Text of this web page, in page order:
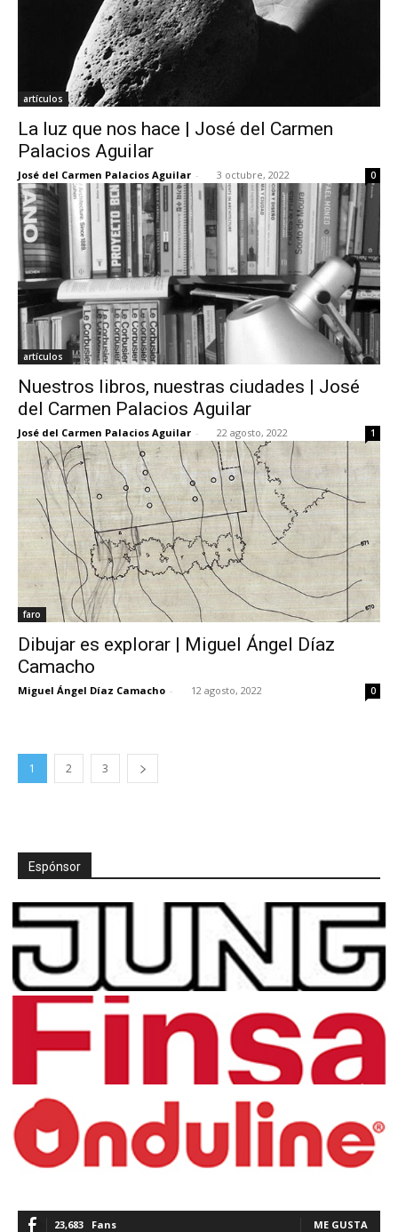
artículos
La luz que nos hace | José del Carmen
Palacios Aguilar
José del Carmen Palacios Aguilar - 3 octubre, 2022 0
artículos
Nuestros libros, nuestras ciudades | José
del Carmen Palacios Aguilar
José del Carmen Palacios Aguilar - 22 agosto, 2022 1
faro
Dibujar es explorar | Miguel Ángel Díaz
Camacho
Miguel Ángel Díaz Camacho - 12 agosto, 2022 0
1 2 3
Espónsor
23,683 Fans ME GUSTA